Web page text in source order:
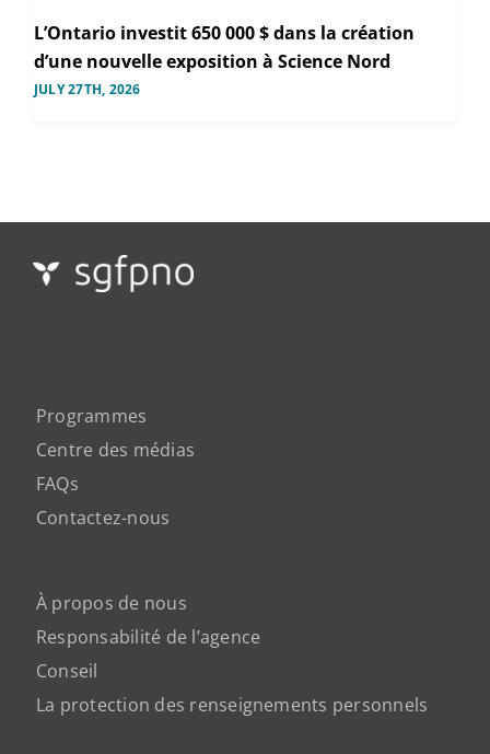
L’Ontario investit 650 000 $ dans la création
d’une nouvelle exposition à Science Nord
JULY 27TH, 2026
Programmes
Centre des médias
FAQs
Contactez-nous
À propos de nous
Responsabilité de l’agence
Conseil
La protection des renseignements personnels